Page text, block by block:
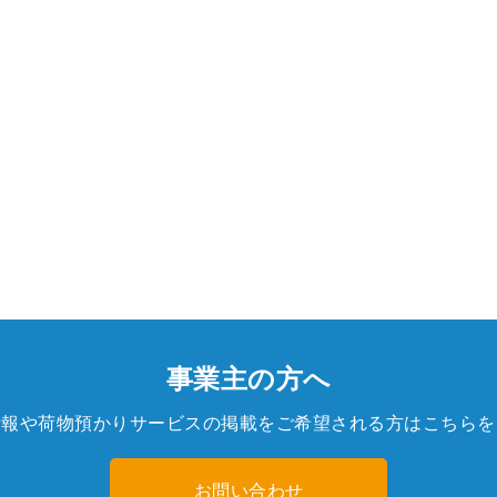
事業主の方へ
や荷物預かりサービスの掲載をご希望される方はこちらを
お問い合わせ